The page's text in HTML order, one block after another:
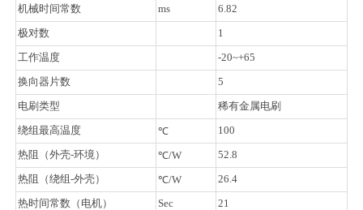
机械时间常数
ms
6.82
极对数
1
工作温度
-20~+65
换向器片数
5
电刷类型
稀有金属电刷
绕组最高温度
℃
100
热阻（外壳-环境）
℃/W
52.8
热阻（绕组-外壳）
℃/W
26.4
热时间常数（电机）
Sec
21